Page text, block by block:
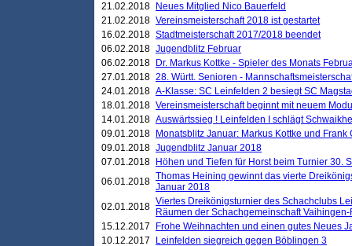
21.02.2018
Neues Mitglied Nico Bauerfeld
21.02.2018 Vereinsmeisterschaft 2018 ist gestartet
16.02.2018 Stadtmeisterschaft 2017/2018 beendet
06.02.2018 Jugendblitz Februar
06.02.2018
Dr. Markus Kottke - Spieler des Monats
27.01.2018 28. Württ. Senioren -
24.01.2018 A-Klasse: SC Leinfelden 2 besiegt SC
18.01.2018 Vereinsmeisterschaft beginnt mit neuem
14.01.2018 Auswärtssieg ! Leinfelden I schlägt
09.01.2018
Monatsblitz Januar: Markus Kottke und
09.01.2018 Jugendblitz Januar 2018
07.01.2018
Höhen und Tiefen für Horst beim Turnier 30.
06.01.2018 Thomas Heining gewinnt das vierte
Januar 2018
02.01.2018 Viertes Dreikönigsturnier des Schachclubs
Räumen der Schachgemeinschaft
15.12.2017
Frohe Weihnachten und einen gutes Neues
10.12.2017
Leinfelden siegreich gegen Böblingen 3